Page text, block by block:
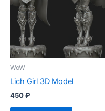
WoW
Lich Girl 3D Model
450₽